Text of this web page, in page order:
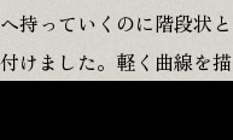
へ持っていくのに階段状
付けました。軽く曲線を